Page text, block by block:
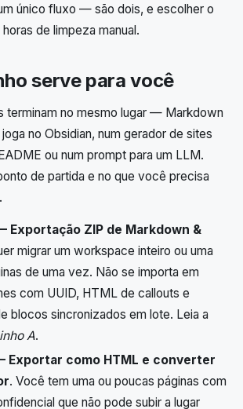
único fluxo — são dois, e escolher o
de limpeza manual.
serve para você
terminam no mesmo lugar — Markdown
no Obsidian, num gerador de sites
ou num prompt para um LLM.
de partida e no que você precisa
Exportação ZIP de Markdown &
migrar um workspace inteiro ou uma
de uma vez. Não se importa em
com UUID, HTML de callouts e
blocos sincronizados em lote. Leia a
A.
Exportar como HTML e converter
. Você tem uma ou poucas páginas com
que não pode subir a lugar